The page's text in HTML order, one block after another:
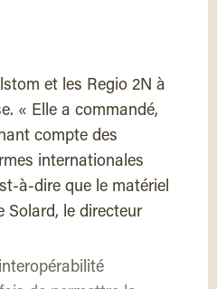
et les Regio 2N à
« Elle a commandé,
compte des
internationales
à-dire que le matériel
Solard, le directeur